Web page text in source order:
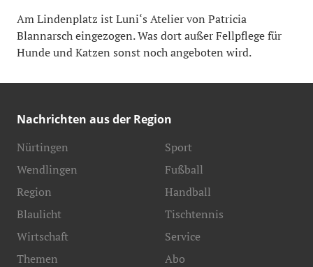
Am Lindenplatz ist Luni‘s Atelier von Patricia
Blannarsch eingezogen. Was dort außer Fellpflege für
Hunde und Katzen sonst noch angeboten wird.
Nachrichten aus der Region
Nürtingen
Wendlingen
Region
Blaulicht
Sport
Fußball
Handball
Tischtennis
Wirtschaft
Themen
Service
Abo